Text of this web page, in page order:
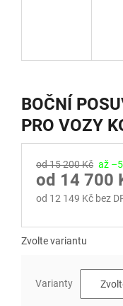
BOČNÍ
PRO VOZY
od 15 200 Kč až –5
od 14 700
od 12 149 Kč bez
Zvolte variantu
Varianty